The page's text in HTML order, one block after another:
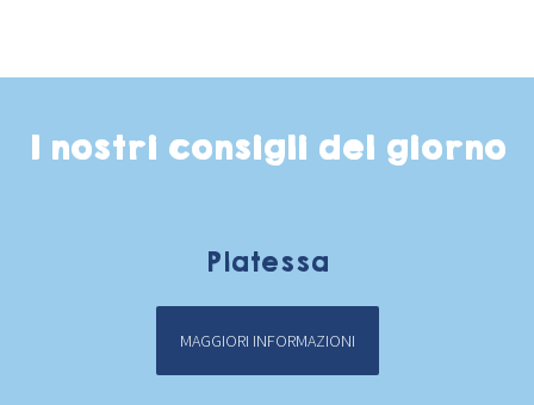
I nostri consigli del giorno
Platessa
MAGGIORI INFORMAZIONI